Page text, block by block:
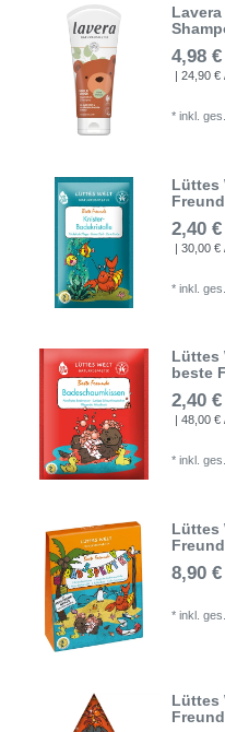
4,98
| 24,90 €
*inkl.
Lüttes
2,40
| 30,00 €
*inkl.
Lüttes
beste
2,40
| 48,00
*inkl.
Lüttes
8,90
*inkl.
Lüttes